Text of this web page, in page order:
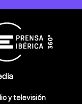
y televisión